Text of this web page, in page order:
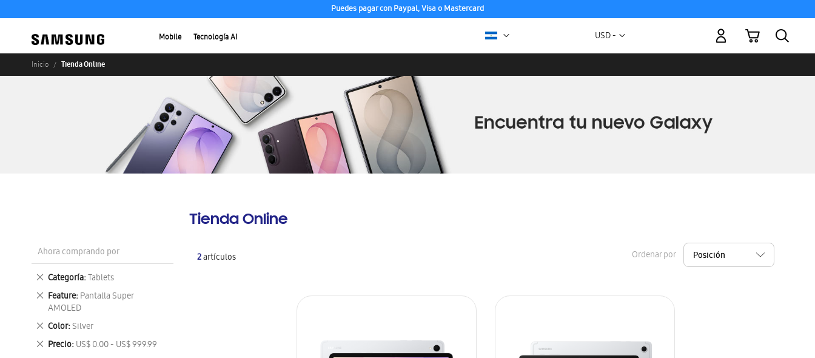
Puedes pagar con Paypal, Visa o Mastercard
Mobile Tecnología AI Moneda
USD -
Mi carrito
Inicio Tienda Online
Tienda Online
2artículos Ordenar por
Ahora comprando por
Categoría Tablets
Eliminar
este
artículo
Feature Pantalla Super
AMOLED
Eliminar
este
artículo
Color Silver
Eliminar
este
artículo
Precio US$ 0.00 - US$ 999.99
Eliminar